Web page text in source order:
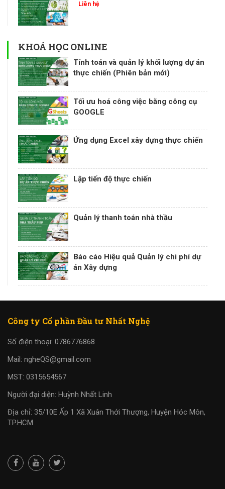
Liên hệ
KHOÁ HỌC ONLINE
Tính toán và quản lý khối lượng dự án
thực chiến (Phiên bản mới)
Tối ưu hoá công việc bằng công cụ
GOOGLE
Ứng dụng Excel xây dựng thực chiến
Lập tiến độ thực chiến
Quản lý thanh toán nhà thầu
Báo cáo Hiệu quả Quản lý chi phí dự
án Xây dựng
Công ty Cổ phần Đầu tư Nhất Nghệ
Số điện thoại: 0786776868
Mail: ngheQS@gmail.com
MST: 0315654567
Người đại diện: Huỳnh Nhất Linh
Địa chỉ: 35/10E Ấp 1 Xã Xuân Thới Thượng, Huyện Hóc Môn,
TP.HCM